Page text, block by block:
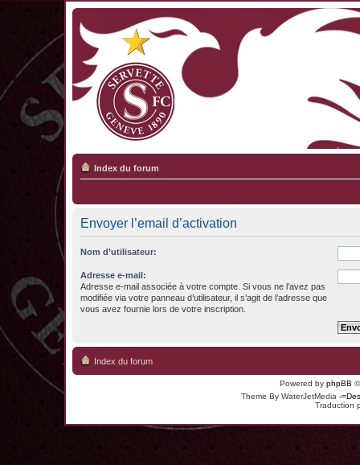
Index du forum
Envoyer l’email d’activation
Nom d’utilisateur:
Adresse e-mail:
Adresse e-mail associée à votre compte. Si vous ne l’avez pas
modifiée via votre panneau d’utilisateur, il s’agit de l’adresse que
vous avez fournie lors de votre inscription.
Index du forum
Powered by phpBB
Theme By WaterJetMedia -
Traduction